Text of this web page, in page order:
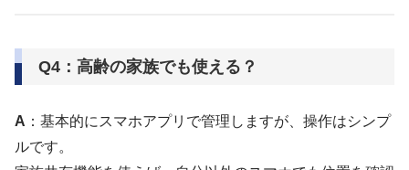
Q4：高齢の家族でも使える？
A ：基本的にスマホアプリで管理しますが、操作はシンプ
ルです。